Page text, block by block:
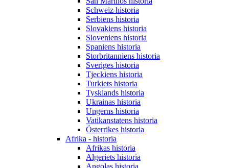
Schweiz historia
Serbiens historia
Slovakiens historia
Sloveniens historia
Spaniens historia
Storbritanniens historia
Sveriges historia
Tjeckiens historia
Turkiets historia
Tysklands historia
Ukrainas historia
Ungerns historia
Vatikanstatens historia
Österrikes historia
Afrika - historia
Afrikas historia
Algeriets historia
Angolas historia